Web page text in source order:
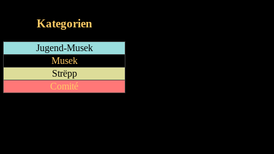
Kategorien
Jugend-Musek
Musek
Strëpp
Comité